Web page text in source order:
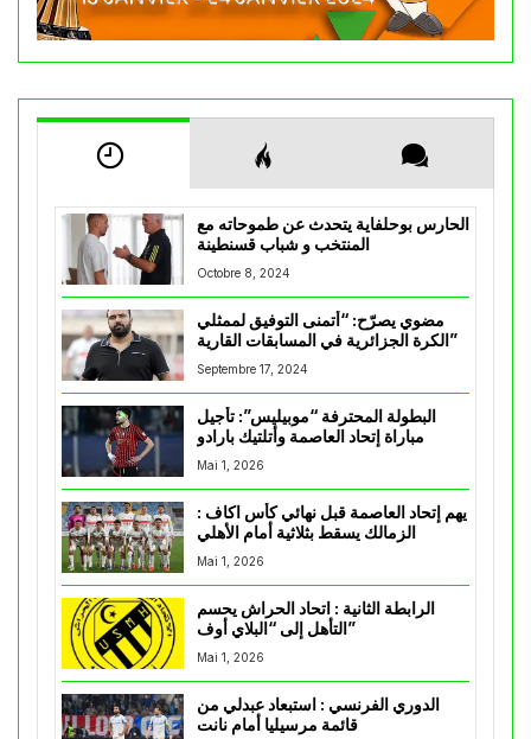
الحارس بوحلفاية يتحدث عن طموحاته مع
المنتخب و شباب قسنطينة
Octobre 8, 2024
مضوي يصرّح: “أتمنى التوفيق لممثلي
الكرة الجزائرية في المسابقات القارية”
Septembre 17, 2024
البطولة المحترفة “موبيليس”: تأجيل
مباراة إتحاد العاصمة وأتلتيك بارادو
Mai 1, 2026
يهم إتحاد العاصمة قبل نهائي كأس اكاف :
Mai 1, 2026
الرابطة الثانية : اتحاد الحراش يحسم
التأهل إلى “البلاي أوف”
Mai 1, 2026
الدوري الفرنسي : استبعاد عبدلي من
قائمة مرسيليا أمام نانت